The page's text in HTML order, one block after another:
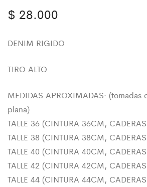
$ 28.000
DENIM RIGIDO
TIRO ALTO
MEDIDAS APROXIMADAS: (tomadas
plana)
TALLE 36 (CINTURA 36CM,
TALLE 38 (CINTURA 38CM,
TALLE 40 (CINTURA 40CM,
TALLE 42 (CINTURA 42CM,
TALLE 44 (CINTURA 44CM,